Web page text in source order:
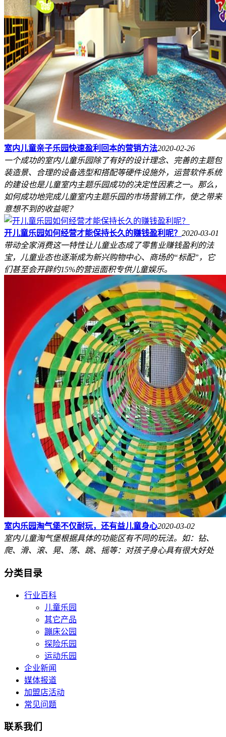
室内儿童亲子乐园快速盈利回本的营销方法2020-02-26
一个成功的室内儿童乐园除了有好的设计理念、完善的主题包
装造景、合理的设备选型和搭配等硬件设施外，运营软件系统
的建设也是儿童室内主题乐园成功的决定性因素之一。那么，
如何成功地完成儿童室内主题乐园的市场营销工作，使之带来
意想不到的收益呢？
开儿童乐园如何经营才能保持长久的赚钱盈利呢？ 2020-03-01
带动全家消费这一特性让儿童业态成了零售业赚钱盈利的法
宝，儿童业态也逐渐成为新兴购物中心、商场的“标配”，它
们甚至会开辟约15%的营运面积专供儿童娱乐。
室内乐园淘气堡不仅耐玩，还有益儿童身心2020-03-02
室内儿童淘气堡根据具体的功能区有不同的玩法。如：钻、
爬、滑、滚、晃、荡、跳、摇等：对孩子身心具有很大好处
分类目录
行业百科
儿童乐园
其它产品
蹦床公园
探险乐园
运动乐园
企业新闻
媒体报道
加盟店活动
常见问题
联系我们